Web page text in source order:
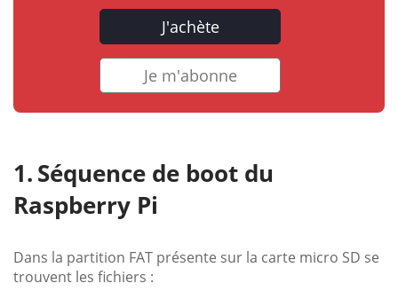
J'achète
Je m'abonne
Séquence de boot du
Raspberry Pi
Dans la partition FAT présente sur la carte micro SD se
trouvent les fichiers :